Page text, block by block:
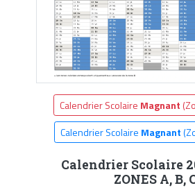
Calendrier Scolaire Magnant
Calendrier Scolaire Magnant
Calendrier Scolaire
ZONES A, B,